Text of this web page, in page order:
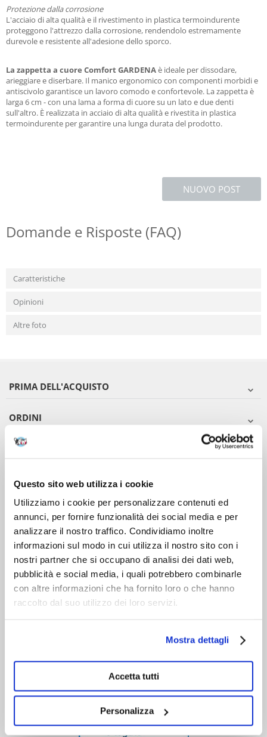
Questo sito web utilizza i cookie
Utilizziamo i cookie per personalizzare contenuti ed
annunci, per fornire funzionalità dei social media e per
analizzare il nostro traffico. Condividiamo inoltre
informazioni sul modo in cui utilizza il nostro sito con i
nostri partner che si occupano di analisi dei dati web,
pubblicità e social media, i quali potrebbero combinarle
con altre informazioni che ha fornito loro o che hanno
raccolto dal suo utilizzo dei loro servizi.
Mostra dettagli
Accetta tutti
Personalizza
Protezione dalla corrosione
L'acciaio di alta qualità e il rivestimento in plastica termoindurente
proteggono l'attrezzo dalla corrosione, rendendolo estremamente
durevole e resistente all'adesione dello sporco.
La zappetta a cuore Comfort GARDENAè ideale per dissodare,
arieggiare e diserbare. Il manico ergonomico con componenti morbidi e
antiscivolo garantisce un lavoro comodo e confortevole. La zappetta è
larga 6 cm - con una lama a forma di cuore su un lato e due denti
sull'altro. È realizzata in acciaio di alta qualità e rivestita in plastica
termoindurente per garantire una lunga durata del prodotto.
NUOVO POST
Domande e Risposte (FAQ)
Caratteristiche
Opinioni
Altre foto
PRIMA DELL'ACQUISTO
ORDINI
DOPO L'ACQUISTO
VIENI A CONOSCERCI